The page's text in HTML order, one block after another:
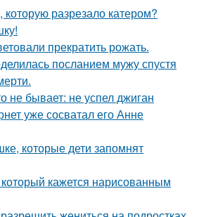
разрезало катером?
прекратить рожать.
посланием мужу спустя
не бывает: не успел джиган
уже сосватал его Анне
которые дети запомнят
кажется нарисованным